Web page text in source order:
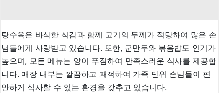
탕수육은 바삭한 식감과 함께 고기의 두께가 적당하여 많은 손
님들에게 사랑받고 있습니다. 또한, 군만두와 볶음밥도 인기가
높으며, 모든 메뉴는 양이 푸짐하여 만족스러운 식사를 제공합
니다. 매장 내부는 깔끔하고 쾌적하여 가족 단위 손님들이 편
안하게 식사할 수 있는 환경을 갖추고 있습니다.